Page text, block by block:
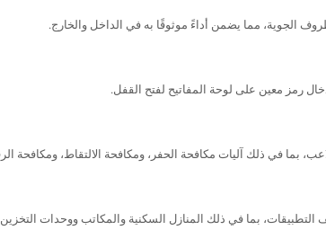
الجوية، مما يضمن أداءً موثوقًا به في الداخل والخارج.
رمز معين على لوحة المفاتيح لفتح القفل.
بما في ذلك آليات مكافحة الحفر، ومكافحة الالتقاط، ومكافحة
التطبيقات، بما في ذلك المنازل السكنية والمكاتب ووحدات